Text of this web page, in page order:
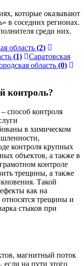
которые оказывают
в соседних регионах.
среди них.
область (2)
(1)
Саратовская
область (0)
контроль?
контроля
в химическом
контроля крупных
объектов, а также в
контроле
трещины, а также
Такой
как на
трещины и
стыков при
магнитный поток
если на пути этого